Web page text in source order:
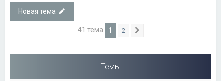
Новая тема
41 тема 1 2
Темы